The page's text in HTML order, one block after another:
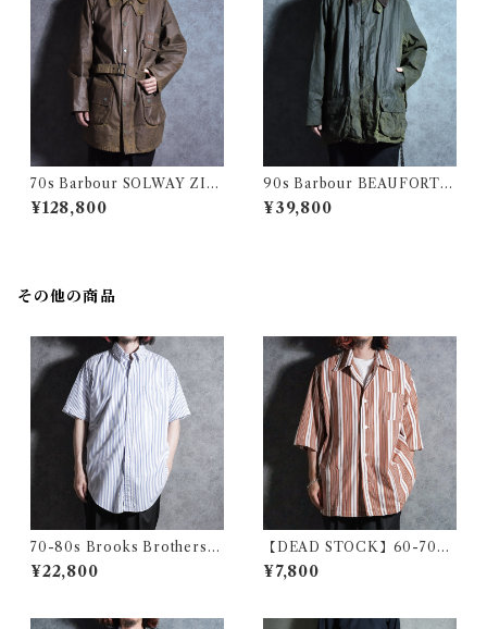
70s Barbour SOLWAY ZIP
PER 1Warrant バブアー ソル
ウェイジッパー パイル ライナ
¥128,800
90s Barbour BEAUFORT S
ize46 バブアー ビューフォー
ト 3ワラント サイズ46 セージ
¥39,800
その他の商品
70-80s Brooks Brothers
Makers 6 buttons OX B.D.
Shirts ブルックスブラザーズ
¥22,800
【DEAD STOCK】60-70s
Polish Army Stripe Open-c
ollar Shirts Brown ポーラン
¥7,800